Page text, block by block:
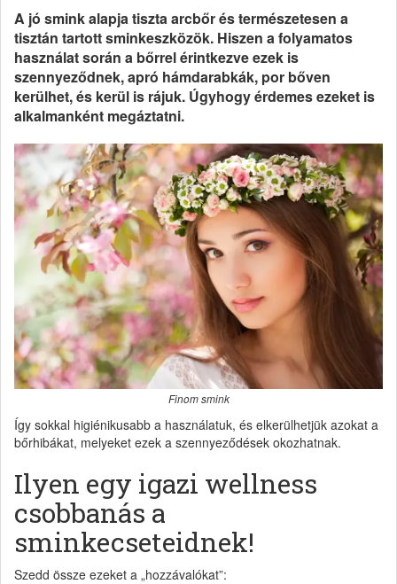
A jó smink alapja tiszta arcbőr és természetesen a
tisztán tartott sminkeszközök. Hiszen a folyamatos
használat során a bőrrel érintkezve ezek is
szennyeződnek, apró hámdarabkák, por bőven
kerülhet, és kerül is rájuk. Úgyhogy érdemes ezeket is
alkalmanként megáztatni.
Finom smink
Így sokkal higiénikusabb a használatuk, és elkerülhetjük azokat a
bőrhibákat, melyeket ezek a szennyeződések okozhatnak.
Ilyen egy igazi wellness
csobbanás a
sminkecseteidnek!
Szedd össze ezeket a „hozzávalókat”: